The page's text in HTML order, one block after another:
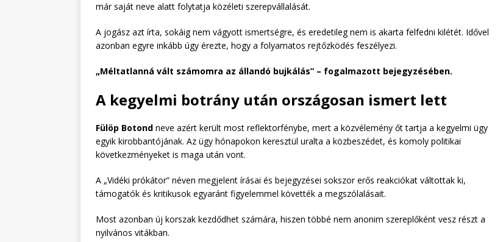
már saját neve alatt folytatja közéleti szerepvállalását.
A jogász azt írta, sokáig nem vágyott ismertségre, és eredetileg nem is akarta felfedni kilétét. Idővel
azonban egyre inkább úgy érezte, hogy a folyamatos rejtőzködés feszélyezi.
„Méltatlanná vált számomra az állandó bujkálás” – fogalmazott bejegyzésében.
A kegyelmi botrány után országosan ismert lett
Fülöp Botond neve azért került most reflektorfénybe, mert a közvélemény őt tartja a kegyelmi ügy
egyik kirobbantójának. Az ügy hónapokon keresztül uralta a közbeszédet, és komoly politikai
következményeket is maga után vont.
A „Vidéki prókátor” néven megjelent írásai és bejegyzései sokszor erős reakciókat váltottak ki,
támogatók és kritikusok egyaránt figyelemmel követték a megszólalásait.
Most azonban új korszak kezdődhet számára, hiszen többé nem anonim szereplőként vesz részt a
nyilvános vitákban.